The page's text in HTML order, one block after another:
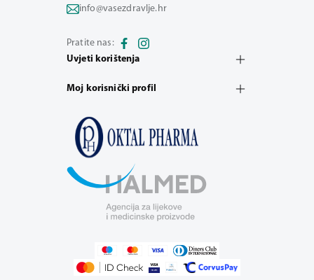
info@vasezdravlje.hr
Pratite nas:
Uvjeti korištenja
Moj korisnički profil